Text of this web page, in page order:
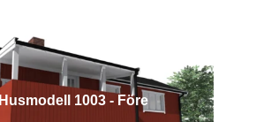
Husmodell 1003 - Före